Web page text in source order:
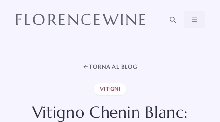
FLORENCEWINE MENU
TORNA AL BLOG
VITIGNI
Vitigno Chenin Blanc: